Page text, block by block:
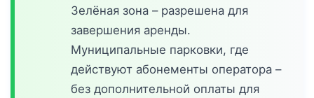
Зелёная зона – разрешена для
завершения аренды.
Муниципальные парковки, где
действуют абонементы оператора –
без дополнительной оплаты для